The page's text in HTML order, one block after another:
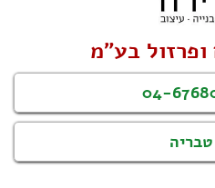
ופרזול בע"מ
04-
טבריה